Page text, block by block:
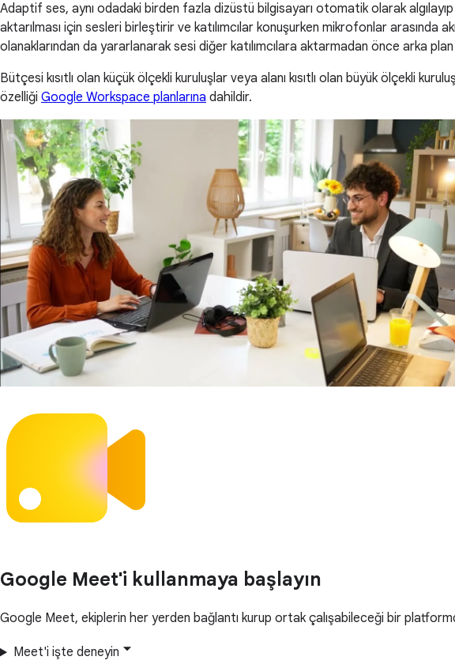
Adaptif ses, aynı odadaki birden fazla dizüstü bilgisayarı otomatik olarak
aktarılması için sesleri birleştirir ve katılımcılar konuşurken mikrofonlar
olanaklarından da yararlanarak sesi diğer katılımcılara aktarmadan önce arka
Bütçesi kısıtlı olan küçük ölçekli kuruluşlar veya alanı kısıtlı olan büyük ölçekli
özelliği Google Workspace planlarına dahildir.
Google Meet'i kullanmaya başlayın
Google Meet, ekiplerin her yerden bağlantı kurup ortak çalışabileceği bir
Meet'i işte deneyin